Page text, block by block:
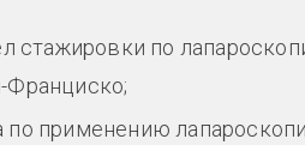
стажировки по
Франциско;
по применению